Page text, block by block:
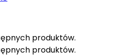
produktów.
produktów.